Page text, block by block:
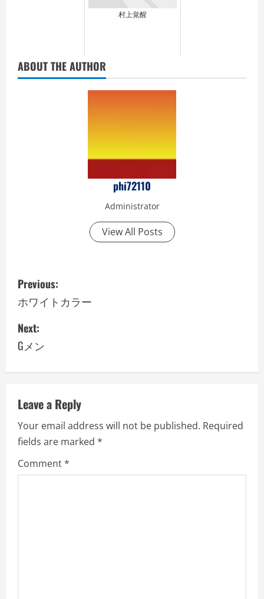
村上覚醒
ABOUT THE AUTHOR
phi72110
Administrator
View All Posts
P
o
s
t
n
a
v
i
g
Previous:
ホワイトカラー
Next:
Gメン
Leave a Reply
Your email address will not be published. Required
fields are marked *
Comment*